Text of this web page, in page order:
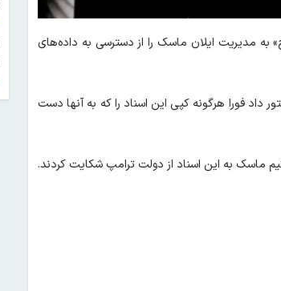
به مدیریت ایلان ماسک را از دسترسی به داده‌های
داد فورا هرگونه کپی این اسناد را که به آنها دست
به‌دلیل دسترسی تیم ماسک به این اسناد از دولت ترامپ شکایت کردند.